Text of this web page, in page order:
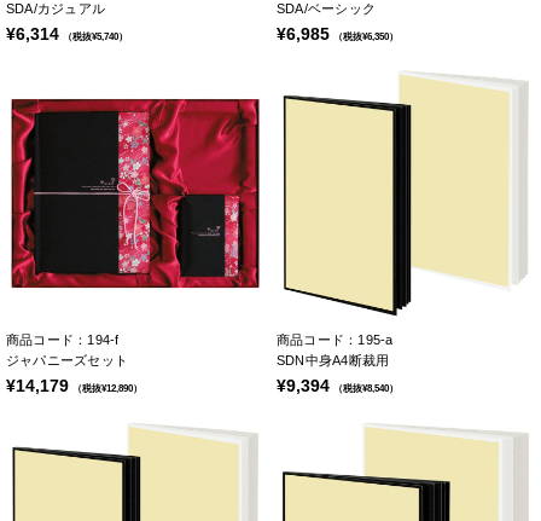
SDA/カジュアル
¥6,314 （税抜¥5,740）
SDA/ベーシック
¥6,985 （税抜¥6,350）
商品コード：194-f
ジャパニーズセット
¥14,179 （税抜¥12,890）
商品コード：195-a
SDN中身A4断裁用
¥9,394 （税抜¥8,540）